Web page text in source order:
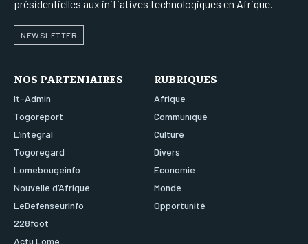
présidentielles aux initiatives technologiques en Afrique.
NEWSLETTER
NOS PARTENIAIRES
It-Admin
Togoreport
L’integral
Togoregard
Lomebougeinfo
Nouvelle d’Afrique
LeDefenseurInfo
228foot
Actu Lomé
RUBRIQUES
Afrique
Communiqué
Culture
Divers
Economie
Monde
Opportunité